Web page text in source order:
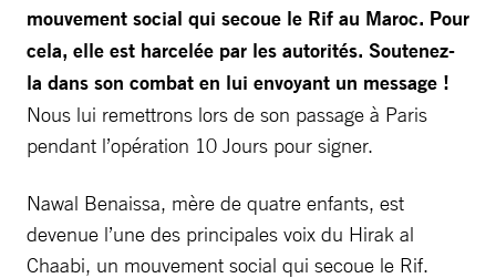
mouvement social qui secoue le Rif au Maroc. Pour
cela, elle est harcelée par les autorités. Soutenez-
la dans son combat en lui envoyant un message !
Nous lui remettrons lors de son passage à Paris
pendant l’opération 10 Jours pour signer.
Nawal Benaissa, mère de quatre enfants, est
devenue l’une des principales voix du Hirak al
Chaabi, un mouvement social qui secoue le Rif.